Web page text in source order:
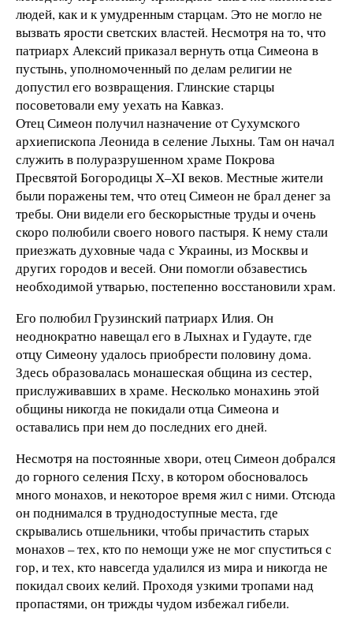
людей, как и к умудренным старцам. Это не могло не
вызвать ярости светских властей. Несмотря на то, что
патриарх Алексий приказал вернуть отца Симеона в
пустынь, уполномоченный по делам религии не
допустил его возвращения. Глинские старцы
посоветовали ему уехать на Кавказ.
Отец Симеон получил назначение от Сухумского
архиепископа Леонида в селение Лыхны. Там он начал
служить в полуразрушенном храме Покрова
Пресвятой Богородицы Х–ХI веков. Местные жители
были поражены тем, что отец Симеон не брал денег за
требы. Они видели его бескорыстные труды и очень
скоро полюбили своего нового пастыря. К нему стали
приезжать духовные чада с Украины, из Москвы и
других городов и весей. Они помогли обзавестись
необходимой утварью, постепенно восстановили храм.
Его полюбил Грузинский патриарх Илия. Он
неоднократно навещал его в Лыхнах и Гудауте, где
отцу Симеону удалось приобрести половину дома.
Здесь образовалась монашеская община из сестер,
прислуживавших в храме. Несколько монахинь этой
общины никогда не покидали отца Симеона и
оставались при нем до последних его дней.
Несмотря на постоянные хвори, отец Симеон добрался
до горного селения Псху, в котором обосновалось
много монахов, и некоторое время жил с ними. Отсюда
он поднимался в труднодоступные места, где
скрывались отшельники, чтобы причастить старых
монахов – тех, кто по немощи уже не мог спуститься с
гор, и тех, кто навсегда удалился из мира и никогда не
покидал своих келий. Проходя узкими тропами над
пропастями, он трижды чудом избежал гибели.